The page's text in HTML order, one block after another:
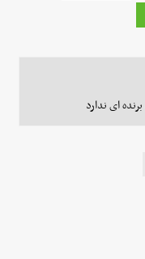
ای ندارد